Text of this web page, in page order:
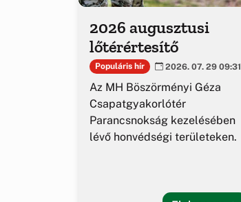
2026 augusztusi
lőtérértesítő
Populáris hír 2026. 07. 29 09:31
Az MH Böszörményi Géza
Csapatgyakorlótér
Parancsnokság kezelésében
lévő honvédségi területeken.